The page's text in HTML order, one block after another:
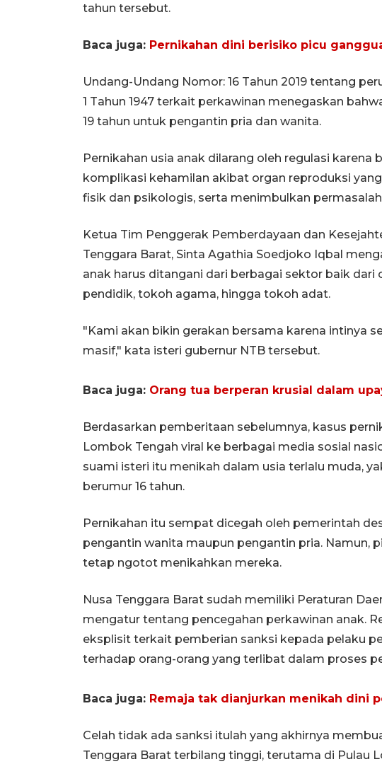
tahun tersebut.
Baca juga: Pernikahan dini berisiko picu
Undang-Undang Nomor: 16 Tahun 2019 tentang
1 Tahun 1947 terkait perkawinan menegaskan
19 tahun untuk pengantin pria dan wanita.
Pernikahan usia anak dilarang oleh regulasi
komplikasi kehamilan akibat organ reproduksi
fisik dan psikologis, serta menimbulkan
Ketua Tim Penggerak Pemberdayaan dan
Tenggara Barat, Sinta Agathia Soedjoko Iqbal
anak harus ditangani dari berbagai sektor baik dari
pendidik, tokoh agama, hingga tokoh adat.
"Kami akan bikin gerakan bersama karena intinya
masif," kata isteri gubernur NTB tersebut.
Baca juga: Orang tua berperan krusial dalam
Berdasarkan pemberitaan sebelumnya, kasus
Lombok Tengah viral ke berbagai media sosial
suami isteri itu menikah dalam usia terlalu muda,
berumur 16 tahun.
Pernikahan itu sempat dicegah oleh pemerintah
pengantin wanita maupun pengantin pria. Namun,
tetap ngotot menikahkan mereka.
Nusa Tenggara Barat sudah memiliki Peraturan
mengatur tentang pencegahan perkawinan anak.
eksplisit terkait pemberian sanksi kepada pelaku
terhadap orang-orang yang terlibat dalam proses
Baca juga: Remaja tak dianjurkan menikah dini
Celah tidak ada sanksi itulah yang akhirnya
Tenggara Barat terbilang tinggi, terutama di Pulau